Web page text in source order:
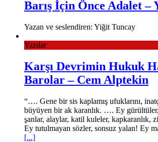
Barış İçin Önce Adalet –
Yazan ve seslendiren: Yiğit Tuncay
Yazılar
Karşı Devrimin Hukuk
Barolar – Cem Alptekin
“…. Gene bir sis kaplamış ufuklarını,
büyüyen bir ak karanlık. …. Ey gürültüler,
şanlar, alaylar, katil kuleler, kapkaranlık,
Ey tutulmayan sözler, sonsuz yalan! Ey
[...]